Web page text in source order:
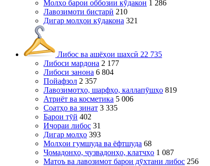
Молҳо барои оббозии кӯдакон 1 286
Лавозимоти бистарӣ 210
Дигар молҳои кӯдакона 321
Либос ва ашёҳои шахсӣ 22 735
Либоси мардона 2 177
Либоси занона 6 804
Пойафзол 2 357
Лавозимотҳо, шарфҳо, каллапӯшҳо 819
Атриёт ва косметика 5 006
Соатҳо ва зинат 3 335
Барои тӯй 402
Иҷораи либос 31
Дигар молҳо 393
Молҳои гумшуда ва ёфтшуда 68
Ҷомадонҳо, ҷузвадонҳо, клатчҳо 1 087
Матоъ ва лавозимот барои дӯхтани либос 256